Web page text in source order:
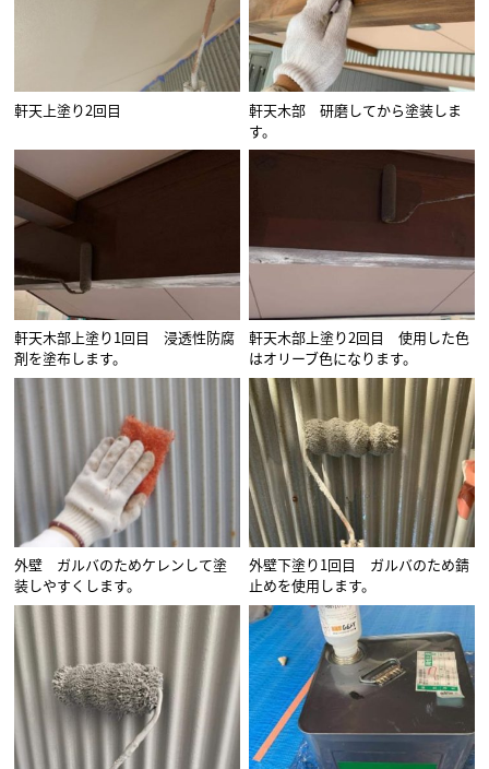
軒天上塗り2回目
軒天木部 研磨してから塗装しま
す。
軒天木部上塗り1回目 浸透性防腐
剤を塗布します。
軒天木部上塗り2回目 使用した色
はオリーブ色になります。
外壁 ガルバのためケレンして塗
装しやすくします。
外壁下塗り1回目 ガルバのため錆
止めを使用します。